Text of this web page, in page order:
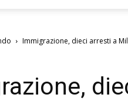
Immigrazione, dieci arresti a